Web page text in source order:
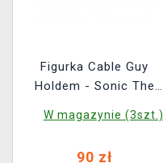
Figurka Cable Guy
Holdem - Sonic The
W magazynie (3szt.)
90 zł